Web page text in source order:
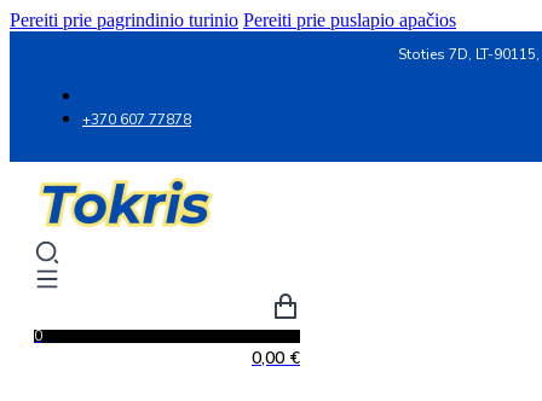
Pereiti prie pagrindinio turinio Pereiti prie puslapio apačios
Stoties 7D, LT-
+370 607 77878
0
0,00 €